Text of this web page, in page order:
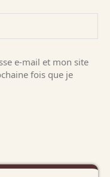
e-mail et mon site
fois que je